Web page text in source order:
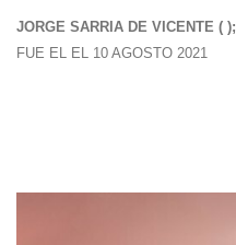
JORGE SARRIA DE VICENTE ( );
FUE EL EL 10 AGOSTO 2021